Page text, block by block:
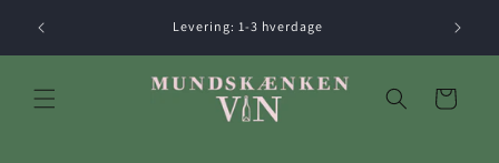
indhold
Levering: 1-3 hverdage
Indkøbskurv